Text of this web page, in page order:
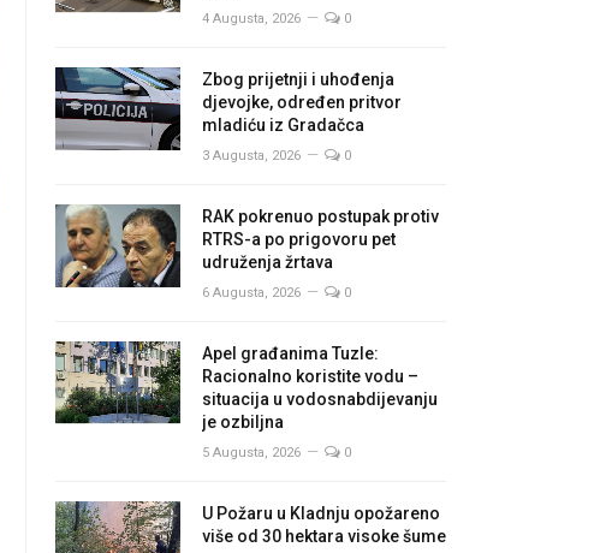
4 Augusta, 2026 0
Zbog prijetnji i uhođenja
djevojke, određen pritvor
mladiću iz Gradačca
3 Augusta, 2026 0
RAK pokrenuo postupak protiv
RTRS-a po prigovoru pet
udruženja žrtava
6 Augusta, 2026 0
Apel građanima Tuzle:
Racionalno koristite vodu –
situacija u vodosnabdijevanju
je ozbiljna
5 Augusta, 2026 0
U Požaru u Kladnju opožareno
više od 30 hektara visoke šume